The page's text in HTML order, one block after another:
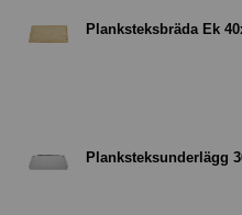
Planksteksbräda Ek
Planksteksunderlägg